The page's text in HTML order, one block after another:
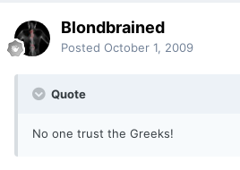
Blondbrained
Posted October 1, 2009
Quote
No one trust the Greeks!